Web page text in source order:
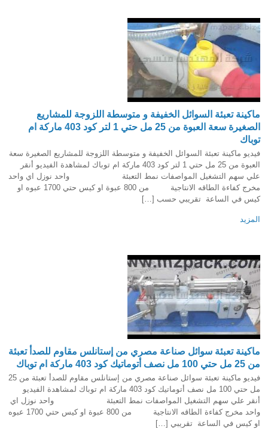
ماكينة تعبئة السوائل الخفيفة و متوسطة اللزوجة للمشاريع
الصغيرة سعة العبوة من 25 مل حتي 1 لتر كود 403 ماركة ام
توباك
فيديو ماكينة تعبئة السوائل الخفيفة و متوسطة اللزوجة للمشاريع الصغيرة سعة
العبوة من 25 مل حتي 1 لتر كود 403 ماركة ام توباك لمشاهدة الفيديو أنقر
علي سهم التشغيل المواصفات نمط التعبئة واحد نوزل اي واحد
مخرج كفاءة الطاقه الانتاجية من 800 عبوة او كيس حتي 1700 عبوه او
كيس في الساعة تقريبي حسب […]
المزيد
ماكينة تعبئة سوائل صناعة مصري من إستانلس مقاوم للصدأ تعبئة
من 25 مل حتي 100 مل نصف أتوماتيك كود 403 ماركة ام توباك
فيديو ماكينة تعبئة سوائل صناعة مصري من إستانلس مقاوم للصدأ تعبئة من 25
مل حتي 100 مل نصف أتوماتيك كود 403 ماركة ام توباك لمشاهدة الفيديو
أنقر علي سهم التشغيل المواصفات نمط التعبئة واحد نوزل اي
واحد مخرج كفاءة الطاقه الانتاجية من 800 عبوة او كيس حتي 1700 عبوه
او كيس في الساعة تقريبي […]